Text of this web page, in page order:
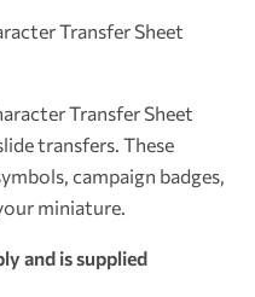
Transfer Sheet
Transfer Sheet
transfers. These
campaign badges,
miniature.
and is supplied